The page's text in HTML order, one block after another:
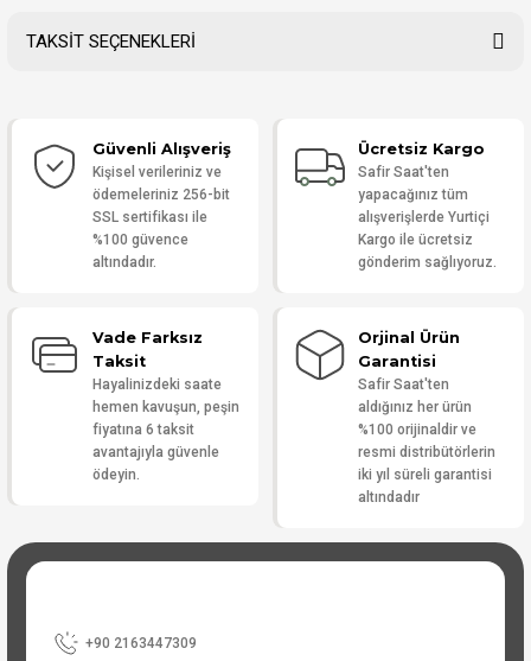
Yorum Yaz
TAKSİT SEÇENEKLERİ
Güvenli Alışveriş
Kişisel verileriniz ve
ödemeleriniz 256-bit
SSL sertifikası ile
%100 güvence
altındadır.
Ücretsiz Kargo
Safir Saat'ten
yapacağınız tüm
alışverişlerde Yurtiçi
Kargo ile ücretsiz
gönderim sağlıyoruz.
Vade Farksız
Taksit
Hayalinizdeki saate
hemen kavuşun, peşin
fiyatına 6 taksit
avantajıyla güvenle
ödeyin.
Orjinal Ürün
Garantisi
Safir Saat'ten
aldığınız her ürün
%100 orijinaldir ve
resmi distribütörlerin
iki yıl süreli garantisi
altındadır
+90 2163447309